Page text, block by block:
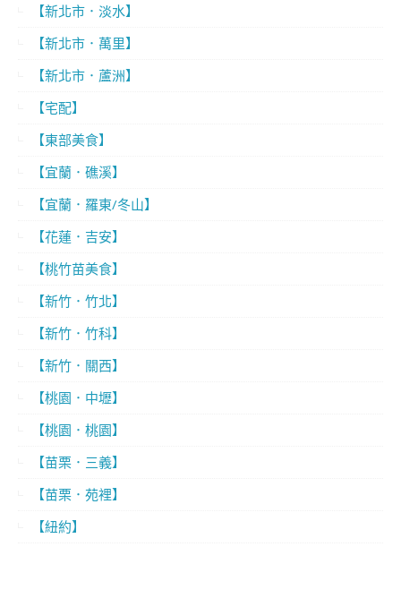
【新北市．淡水】
【新北市．萬里】
【新北市．蘆洲】
【宅配】
【東部美食】
【宜蘭．礁溪】
【宜蘭．羅東/冬山】
【花蓮．吉安】
【桃竹苗美食】
【新竹．竹北】
【新竹．竹科】
【新竹．關西】
【桃園．中壢】
【桃園．桃園】
【苗栗．三義】
【苗栗．苑裡】
【紐約】